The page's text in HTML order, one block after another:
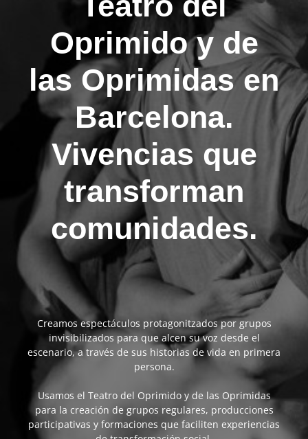
Oprimido y de
las Oprimidas en
Barcelona.
Vivencias que
transforman
comunidades.
Creamos espectáculos protagonitzados por grupos
invisibilizados para que alcen su voz desde el
escenario, a través de sus historias de vida en primera
persona.
Usamos el Teatro del Oprimido y de las Oprimidas
para la creación de grupos regulares, producciones
participativas y formaciones que faciliten experiencias